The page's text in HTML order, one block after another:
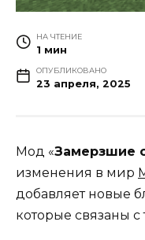
НА ЧТЕНИЕ
1 мин
ОПУБЛИКОВАНО
23 апреля, 2025
Мод «Замерзшие
изменения в мир
добавляет новые
которые связаны